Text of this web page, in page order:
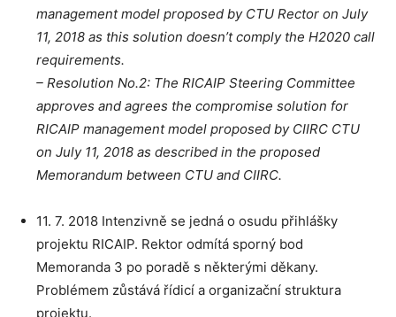
management model proposed by CTU Rector on July
11, 2018 as this solution doesn’t comply the H2020 call
requirements.
– Resolution No.2: The RICAIP Steering Committee
approves and agrees the compromise solution for
RICAIP management model proposed by CIIRC CTU
on July 11, 2018 as described in the proposed
Memorandum between CTU and CIIRC.
11. 7. 2018 Intenzivně se jedná o osudu přihlášky
projektu RICAIP. Rektor odmítá sporný bod
Memoranda 3 po poradě s některými děkany.
Problémem zůstává řídicí a organizační struktura
projektu.